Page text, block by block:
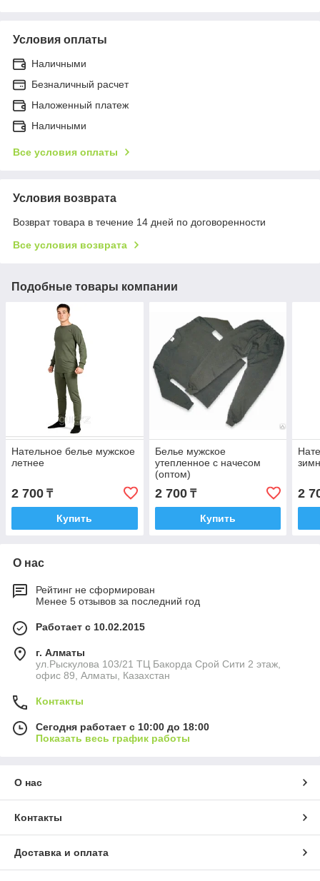
Условия оплаты
Наличными
Безналичный расчет
Наложенный платеж
Наличными
Все условия оплаты
Условия возврата
Возврат товара в течение 14 дней по договоренности
Все условия возврата
Подобные товары компании
Нательное белье мужское
летнее
2 700 ₸
Купить
Белье мужское
утепленное с начесом
(оптом)
2 700₸
Купить
2
О нас
Рейтинг не сформирован
Менее 5 отзывов за последний год
Работает с 10.02.2015
г. Алматы
ул.Рыскулова 103/21 ТЦ Бакорда Срой Сити 2 этаж,
офис 89, Алматы, Казахстан
Контакты
Сегодня работает с 10:00 до 18:00
Показать весь график работы
О нас
Контакты
Доставка и оплата